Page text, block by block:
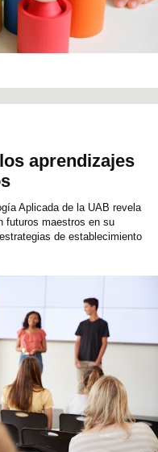
aprendizajes
Aplicada de la UAB revela
futuros maestros en su
de establecimiento